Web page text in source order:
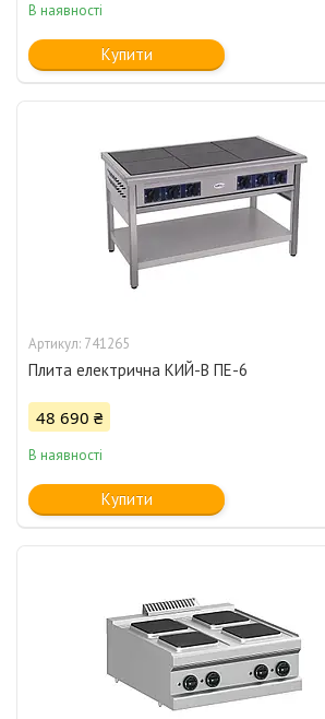
В наявності
Купити
741265
Плита електрична КИЙ-В ПЕ-6
48 690 ₴
В наявності
Купити